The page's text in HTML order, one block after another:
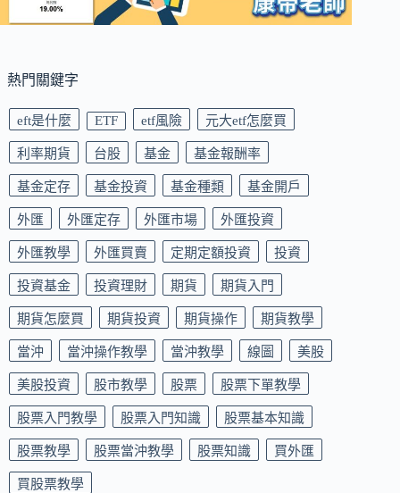
熱門關鍵字
eft是什麼 ETF etf風險 元大etf怎麼買
利率期貨 台股 基金 基金報酬率
基金定存 基金投資 基金種類 基金開戶
外匯 外匯定存 外匯市場 外匯投資
外匯教學 外匯買賣 定期定額投資 投資
投資基金 投資理財 期貨 期貨入門
期貨怎麼買 期貨投資 期貨操作 期貨教學
當沖 當沖操作教學 當沖教學 線圖 美股
美股投資 股市教學 股票 股票下單教學
股票入門教學 股票入門知識 股票基本知識
股票教學 股票當沖教學 股票知識 買外匯
買股票教學